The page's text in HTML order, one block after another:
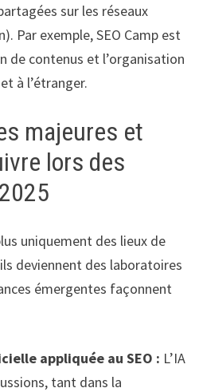
sur les réseaux
Par exemple, SEO Camp est
de contenus et l’organisation
à l’étranger.
majeures et
lors des
uniquement des lieux de
deviennent des laboratoires
émergentes façonnent
appliquée au SEO : L’IA
tant dans la